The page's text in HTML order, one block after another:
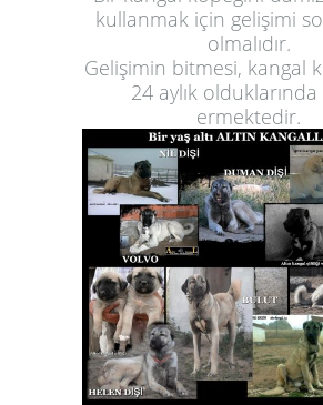
kullanmak için gelişimi
olmalıdır.
Gelişimin bitmesi, kangal
24 aylık
ermektedir.